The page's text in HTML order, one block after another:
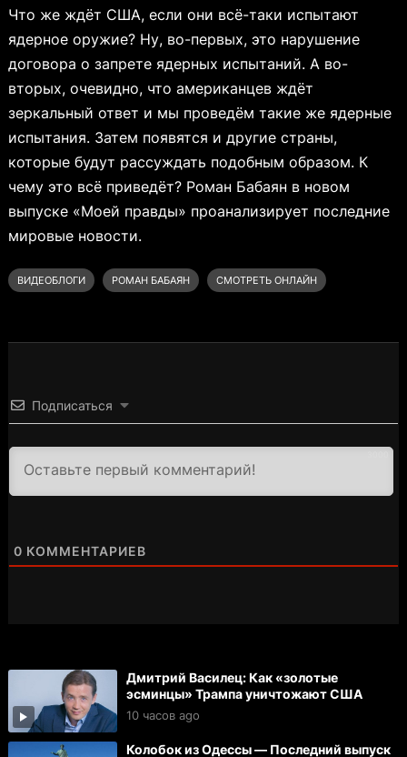
Что же ждёт США, если они всё-таки испытают
ядерное оружие? Ну, во-первых, это нарушение
договора о запрете ядерных испытаний. А во-
вторых, очевидно, что американцев ждёт
зеркальный ответ и мы проведём такие же ядерные
испытания. Затем появятся и другие страны,
которые будут рассуждать подобным образом. К
чему это всё приведёт? Роман Бабаян в новом
выпуске «Моей правды» проанализирует последние
мировые новости.
ВИДЕОБЛОГИ РОМАН БАБАЯН СМОТРЕТЬ ОНЛАЙН
Подписаться
0 КОММЕНТАРИЕВ
Дмитрий Василец: Как «золотые
эсминцы» Трампа уничтожают США
10 часов ago
Колобок из Одессы — Последний выпуск